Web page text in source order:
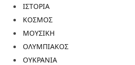
ΙΣΤΟΡΙΑ
ΚΟΣΜΟΣ
ΜΟΥΣΙΚΗ
ΟΛΥΜΠΙΑΚΟΣ
ΟΥΚΡΑΝΙΑ